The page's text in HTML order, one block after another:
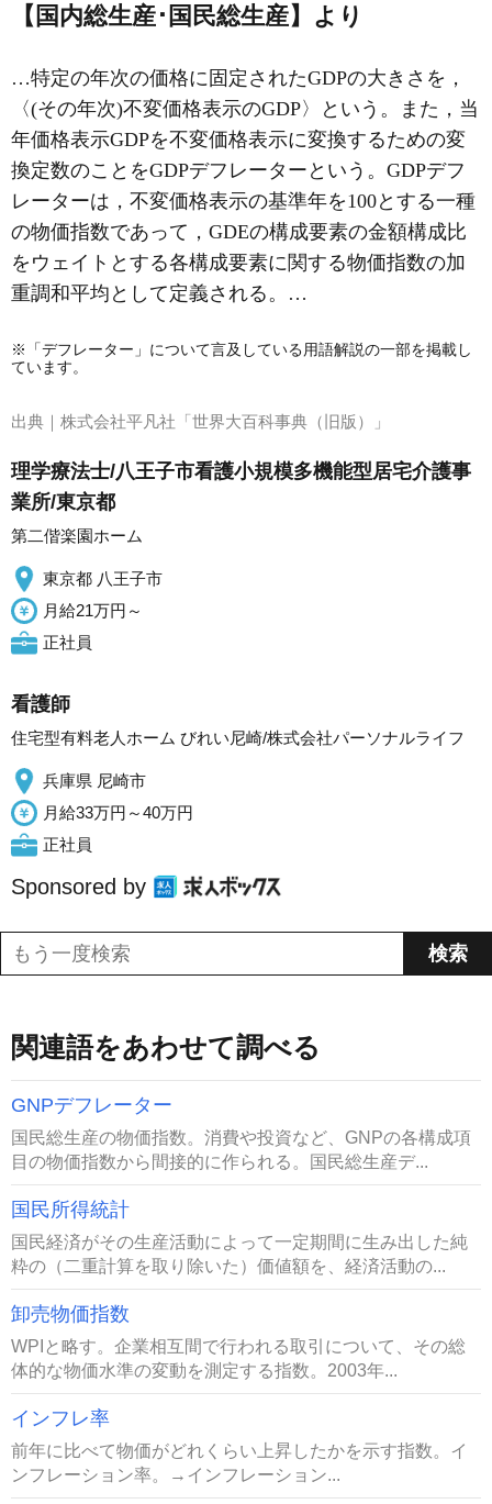
【国内総生産･国民総生産】より
…特定の年次の価格に固定されたGDPの大きさを，
〈(その年次)不変価格表示のGDP〉という。また，当
年価格表示GDPを不変価格表示に変換するための変
換定数のことをGDPデフレーター という。GDPデフ
レーターは，不変価格表示の基準年を100とする一種
の物価指数であって，GDEの構成要素の金額構成比
をウェイトとする各構成要素に関する物価指数の加
重調和平均として定義される。…
※「デフレーター」について言及している用語解説の一部を掲載し
ています。
出典｜ 株式会社平凡社「世界大百科事典（旧版）」
理学療法士/八王子市看護小規模多機能型居宅介護事
業所/東京都
第二偕楽園ホーム
東京都 八王子市
月給21万円～
正社員
看護師
住宅型有料老人ホーム びれい尼崎/株式会社パーソナルライフ
兵庫県 尼崎市
月給33万円～40万円
正社員
Sponsored by
関連語をあわせて調べる
GNPデフレーター
国民総生産の物価指数。消費や投資など、GNPの各構成項
目の物価指数から間接的に作られる。国民総生産デ...
国民所得統計
国民経済がその生産活動によって一定期間に生み出した純
粋の（二重計算を取り除いた）価値額を、経済活動の...
卸売物価指数
WPIと略す。企業相互間で行われる取引について、その総
体的な物価水準の変動を測定する指数。2003年...
インフレ率
前年に比べて物価がどれくらい上昇したかを示す指数。イ
ンフレーション率。→インフレーション...